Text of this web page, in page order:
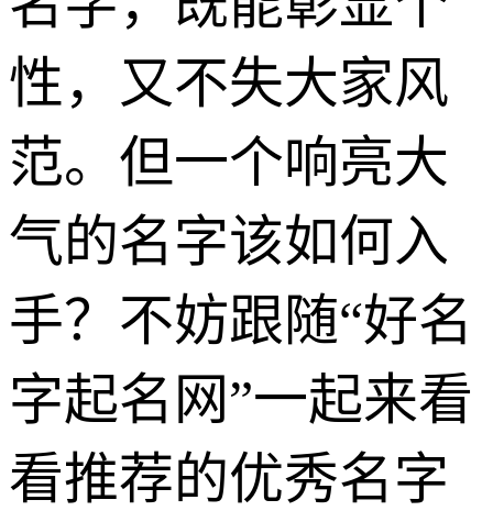
性，又不失大家风
范。但一个响亮大
气的名字该如何入
手？不妨跟随“好名
字起名网”一起来看
看推荐的优秀名字